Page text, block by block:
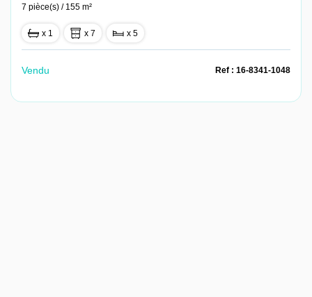
7 pièce(s) / 155 m²
x 1 x 7 x 5
Vendu Ref : 16-8341-1048